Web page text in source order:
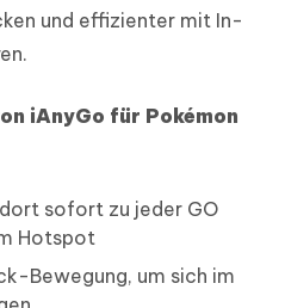
und effizienter mit In-
iAnyGo für Pokémon
sofort zu jeder GO
Hotspot
Bewegung, um sich im